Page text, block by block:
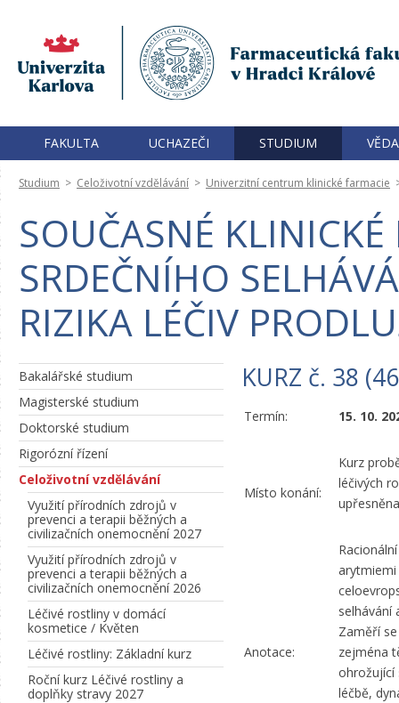
FAKULTA UCHAZEČI STUDIUM
Studium > Celoživotní vzdělávání > Univerzitní centrum klinické farmacie
SOUČASNÉ
SRDEČNÍHO
RIZIKA LÉČIV
Bakalářské studium
Magisterské studium
Doktorské studium
Rigorózní řízení
Celoživotní vzdělávání
Využití přírodních zdrojů v
prevenci a terapii běžných a
civilizačních onemocnění 2027
Využití přírodních zdrojů v
prevenci a terapii běžných a
civilizačních onemocnění 2026
Léčivé rostliny v domácí
kosmetice / Květen
Léčivé rostliny: Základní kurz
Roční kurz Léčivé rostliny a
doplňky stravy 2027
KURZ č. 38
Termín: 15. 10.
Místo konání:
Kurz
léčivých
Anotace:
selhávání
Zaměří
zejména
ohrožující
léčbě,